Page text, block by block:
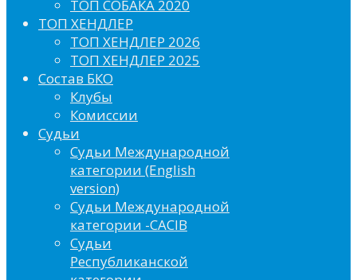
ТОП СОБАКА 2020
ТОП ХЕНДЛЕР
ТОП ХЕНДЛЕР 2026
ТОП ХЕНДЛЕР 2025
Состав БКО
Клубы
Комиссии
Судьи
Судьи Международной
категории (English
version)
Судьи Международной
категории -CACIB
Судьи
Республиканской